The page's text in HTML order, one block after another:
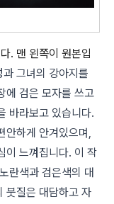
. 맨 왼쪽이 원본입
그녀의 강아지를
에 검은 모자를 쓰고
바라보고 있습니다.
안하게 안겨있으며,
이 느껴집니다. 이 작
란색과 검은색의 대
붓질은 대담하고 자